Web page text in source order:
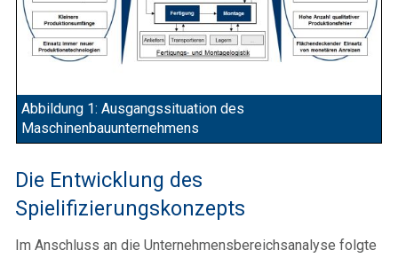
Abbildung 1: Ausgangssituation des
Maschinenbauunternehmens
Die Entwicklung des
Spielifizierungskonzepts
Im Anschluss an die Unternehmensbereichsanalyse folgte